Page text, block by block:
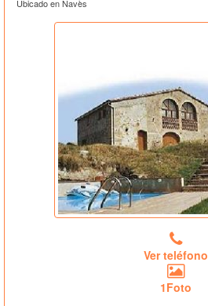
Ubicado en Navès
Ver teléfono
1Foto